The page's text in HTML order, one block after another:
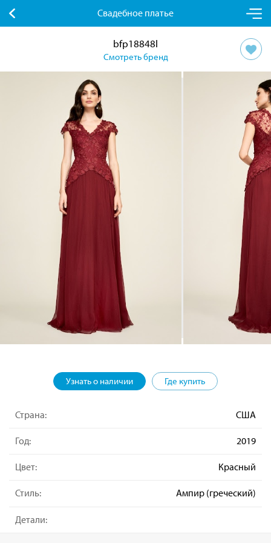
Свадебное платье
bfp18848l
Смотреть бренд
Узнать о наличии Где купить
Страна: США
Год: 2019
Цвет: Красный
Стиль: Ампир (греческий)
Детали: